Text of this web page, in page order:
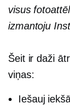
visus
izmantoju
Šeit ir daži
viņas:
Iešauj